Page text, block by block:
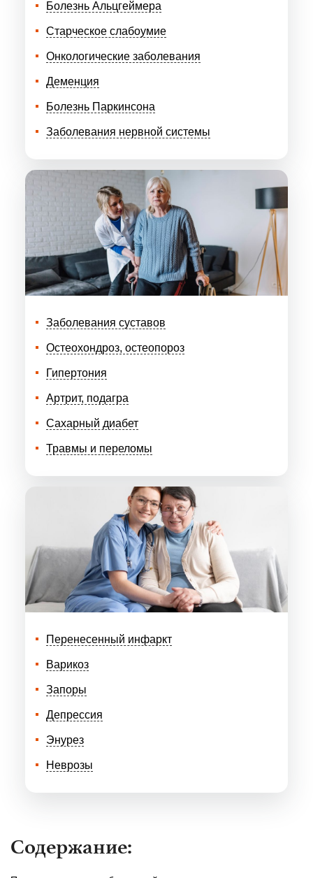
Болезнь Альцгеймера
Старческое слабоумие
Онкологические заболевания
Деменция
Болезнь Паркинсона
Заболевания нервной системы
Заболевания суставов
Остеохондроз, остеопороз
Гипертония
Артрит, подагра
Сахарный диабет
Травмы и переломы
Перенесенный инфаркт
Варикоз
Запоры
Депрессия
Энурез
Неврозы
Содержание: